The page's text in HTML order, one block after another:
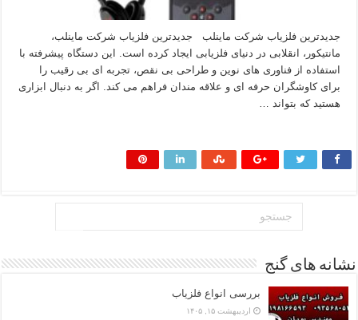
جدیدترین فلزیاب شرکت ماینلب جدیدترین فلزیاب شرکت ماینلب،
مانتیکور، انقلابی در دنیای فلزیابی ایجاد کرده است. این دستگاه پیشرفته با
استفاده از فناوری‌ های نوین و طراحی بی‌ نقص، تجربه‌ ای بی‌ رقیب را
برای کاوشگران حرفه‌ ای و علاقه‌ مندان فراهم می‌ کند. اگر به دنبال ابزاری
هستید که بتواند …
نشانه های گنج
بررسی انواع فلزیاب
اردیبهشت ۱۵, ۱۴۰۵